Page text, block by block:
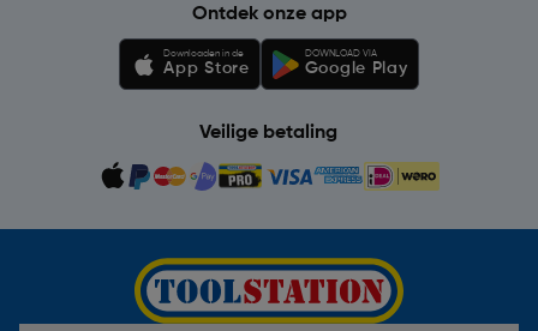
Ontdek onze app
Downloaden in de
App Store
DOWNLOAD VIA
Google Play
Veilige betaling